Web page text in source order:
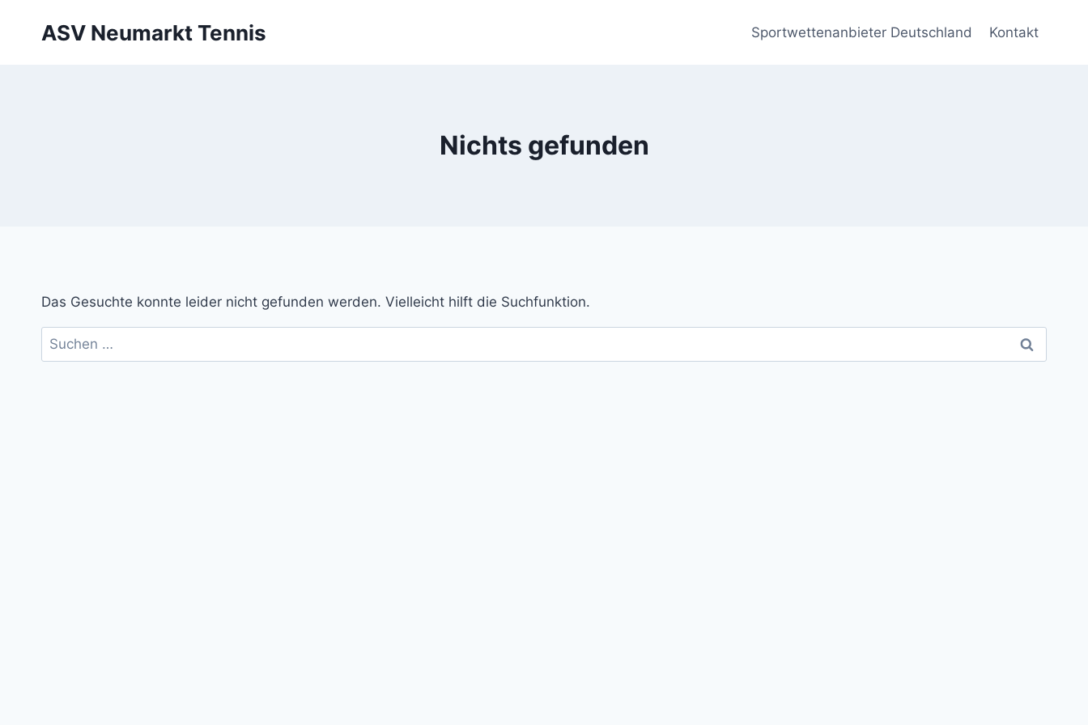
ASV Neumarkt Tennis Sportwettenanbieter Deutschland Kontakt
Nichts gefunden
Das Gesuchte konnte leider nicht gefunden werden. Vielleicht hilft die Suchfunktion.
Suchen
nach: